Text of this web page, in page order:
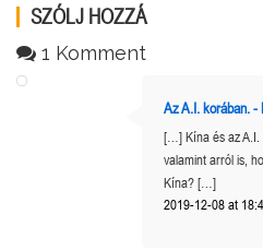
SZÓLJ HOZZÁ
1 Komment
Az A.I. korában. -
[…] Kína és az A.I.
valamint arról is,
Kína? […]
2019-12-08 at